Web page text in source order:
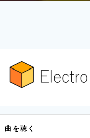
曲を聴く